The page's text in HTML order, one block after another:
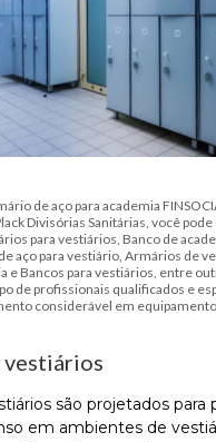
de aço para academia
Divisórias Sanitárias, você
para vestiários, Banco de
aço para vestiário, Armários de
e Bancos para vestiários, entre
de profissionais qualificados e
considerável em
vestiários
são projetados para
em ambientes de